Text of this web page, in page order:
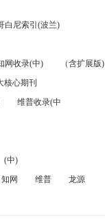
白尼索引(波兰)
网收录(中)
（含扩展版)
核心期刊
维普收录(中
(中)
知网 维普
龙源